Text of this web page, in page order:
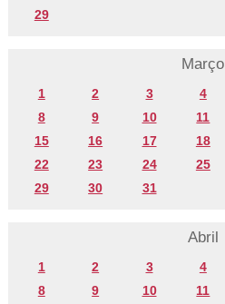
29
Março
1 2 3 4
8
9 10 11
15
16 17 18
22
23 24 25
29
30 31
Abril
1 2 3 4
8
9 10 11